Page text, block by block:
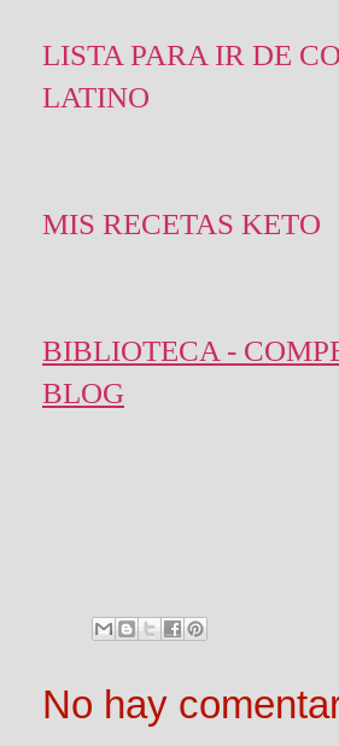
LISTA PARA IR DE
LATINO
MIS RECETAS KETO
BIBLIOTECA -
BLOG
No hay